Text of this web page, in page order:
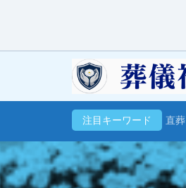
注目キーワード 直葬